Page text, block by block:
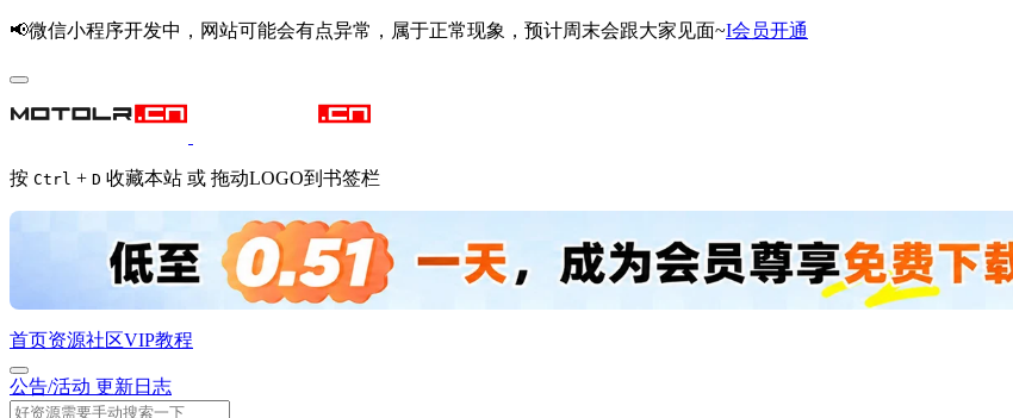
📢微信小程序开发中，网站可能会有点异常，属于正常现象，预计周末会跟大家见面~I会员开通
按 Ctrl + D 收藏本站 或 拖动LOGO到书签栏
首页资源社区VIP教程
公告/活动 更新日志